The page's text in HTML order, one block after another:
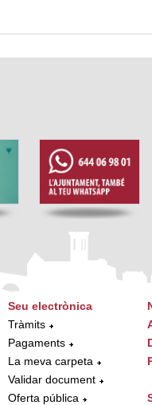
Seu electrònica
Tràmits
Pagaments
La meva carpeta
Validar document
Oferta pública